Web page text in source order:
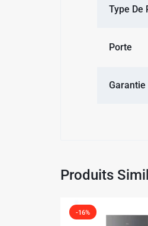
Type De
Porte
Garantie
Produits
-16%